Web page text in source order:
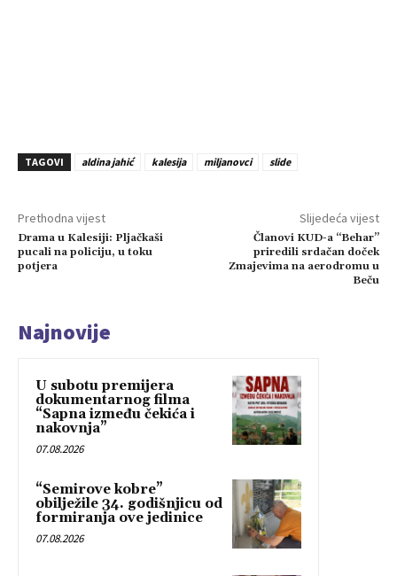
TAGOVI aldina jahić kalesija miljanovci slide
Prethodna vijest
Drama u Kalesiji: Pljačkaši
pucali na policiju, u toku
potjera
Slijedeća vijest
Članovi KUD-a “Behar”
priredili srdačan doček
Zmajevima na aerodromu u
Beču
Najnovije
U subotu premijera
dokumentarnog filma
“Sapna između čekića i
nakovnja”
07.08.2026
“Semirove kobre”
obilježile 34. godišnjicu od
formiranja ove jedinice
07.08.2026